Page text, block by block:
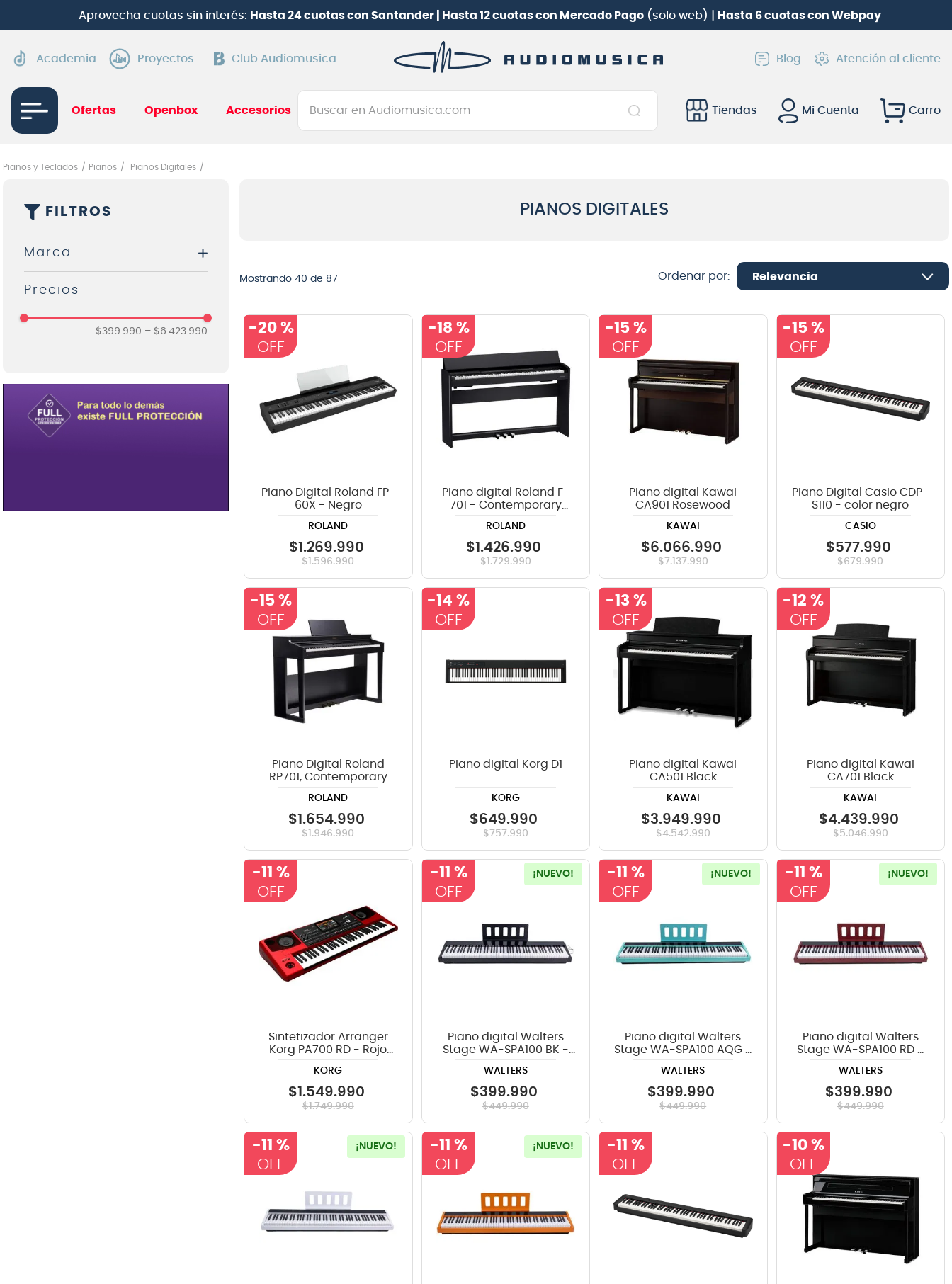
Aprovecha cuotas sin interés: Hasta 24 cuotas con Santander | Hasta 12 cuotas con Mercado Pago(solo web) | Hasta 6 cuotas con Webpay
Academia Proyectos Club Audiomusica Blog Atención al cliente
Ofertas Openbox Accesorios
Buscar en Audiomusica.com
Tiendas
Mi Cuenta
Pianos y Teclados Pianos Pianos Digitales
FILTROS
Marca
Alesis
Casio
Kurzweil
Roland
$399.990 – $6.423.990
PIANOS DIGITALES
Mostrando 40 de 87 Relevancia
-20 %
Piano Digital Roland FP-
60X - Negro
ROLAND
$1 .269.990
$1.596.990
-18 %
Piano digital Roland F-
701 - Contemporary
ROLAND
$1 .426.990
$1.729.990
-15 %
Piano digital Kawai
CA901 Rosewood
KAWAI
$6.066.990
$7.137.990
-15 %
Piano Digital Casio CDP-
S110 - color negro
CASIO
$577.990
$679.990
-15 %
Piano Digital Roland
RP701, Contemporary
ROLAND
$1 .654.990
$1.946.990
-14 %
Piano digital Korg D1
KORG
$649.990
$757.990
-13 %
Piano digital Kawai
CA501 Black
KAWAI
$3.949.990
$4.542.990
-12 %
Piano digital Kawai
CA701 Black
KAWAI
$4.439.990
$5.046.990
-11 %
Sintetizador Arranger
Korg PA700 RD - Rojo
KORG
$1 .549.990
$1.749.990
-11 % ¡NUEVO!
Piano digital Walters
Stage WA-SPA100 BK -
WALTERS
$399.990
$449.990
-11 % ¡NUEVO!
Piano digital Walters
Stage WA-SPA100 AQG -
WALTERS
$399.990
$449.990
-11 % ¡NUEVO!
Piano digital Walters
Stage WA-SPA100 RD -
WALTERS
$399.990
$449.990
-11 % ¡NUEVO! -11 % ¡NUEVO! -11 % -10 %
7.
teclado
8
bateria
violin